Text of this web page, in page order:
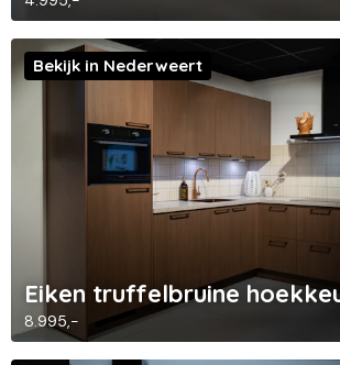
Eiken truffelbruine
8.995,-
Bekijk in Nederweert